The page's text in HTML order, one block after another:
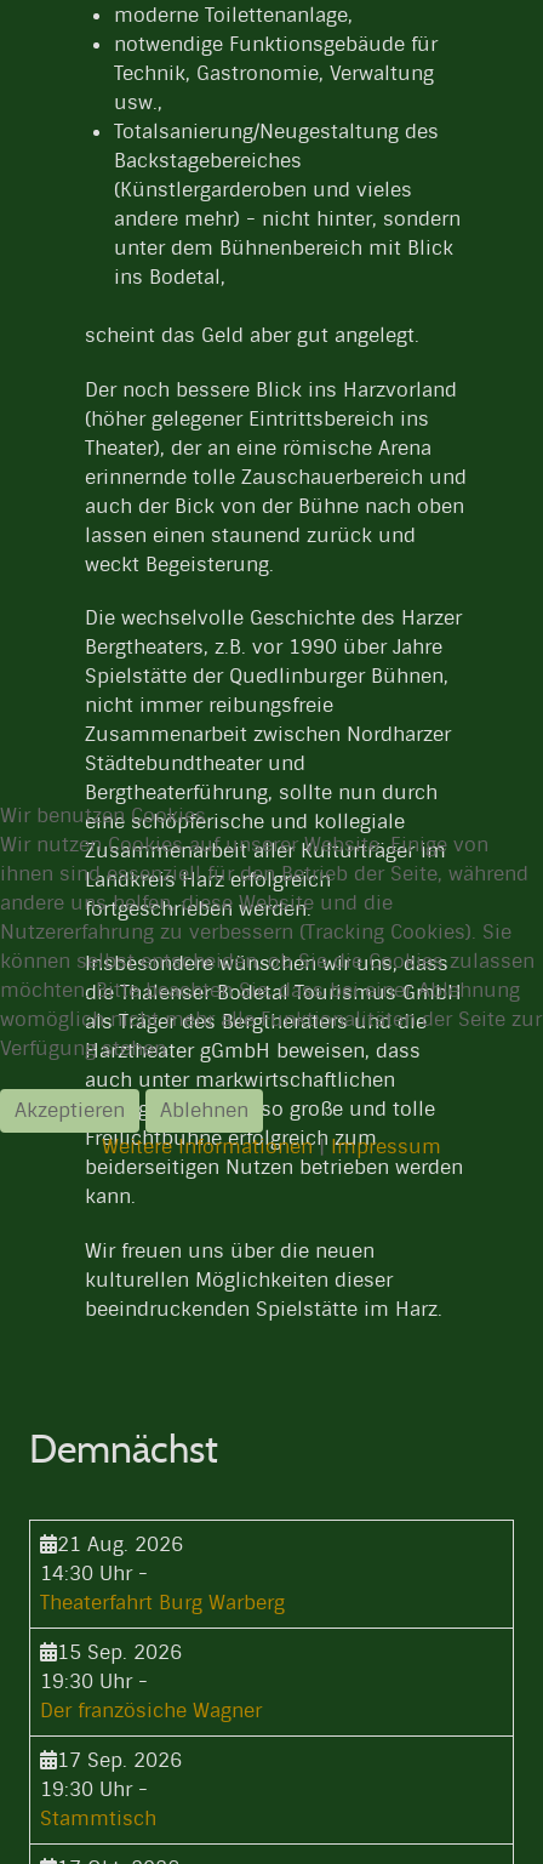
moderne Toilettenanlage,
notwendige Funktionsgebäude für
Technik, Gastronomie, Verwaltung
usw.,
Totalsanierung/Neugestaltung des
Backstagebereiches
(Künstlergarderoben und vieles
andere mehr) - nicht hinter, sondern
unter dem Bühnenbereich mit Blick
ins Bodetal,
scheint das Geld aber gut angelegt.
Der noch bessere Blick ins Harzvorland
(höher gelegener Eintrittsbereich ins
Theater), der an eine römische Arena
erinnernde tolle Zauschauerbereich und
auch der Bick von der Bühne nach oben
lassen einen staunend zurück und
weckt Begeisterung.
Die wechselvolle Geschichte des Harzer
Bergtheaters, z.B. vor 1990 über Jahre
Spielstätte der Quedlinburger Bühnen,
nicht immer reibungsfreie
Zusammenarbeit zwischen Nordharzer
Städtebundtheater und
Bergtheaterführung, sollte nun durch
eine schöpferische und kollegiale
Zusammenarbeit aller Kulturträger im
Landkreis Harz erfolgreich
fortgeschrieben werden.
Insbesondere wünschen wir uns, dass
die Thalenser Bodetal Tourismus GmbH
als Träger des Bergtheraters und die
Harztheater gGmbH beweisen, dass
auch unter markwirtschaftlichen
Bedingungen eine so große und tolle
Freilichtbühne erfolgreich zum
beiderseitigen Nutzen betrieben werden
kann.
Wir freuen uns über die neuen
kulturellen Möglichkeiten dieser
beeindruckenden Spielstätte im Harz.
Demnächst
21 Aug. 2026
14:30 Uhr-
Theaterfahrt Burg Warberg
15 Sep. 2026
19:30 Uhr-
Der französiche Wagner
17 Sep. 2026
19:30 Uhr-
Stammtisch
Wir benutzen Cookies
Wir nutzen Cookies auf unserer Website. Einige von
ihnen sind essenziell für den Betrieb der Seite, während
andere uns helfen, diese Website und die
Nutzererfahrung zu verbessern (Tracking Cookies). Sie
können selbst entscheiden, ob Sie die Cookies zulassen
möchten. Bitte beachten Sie, dass bei einer Ablehnung
womöglich nicht mehr alle Funktionalitäten der Seite zur
Verfügung stehen.
Akzeptieren
Ablehnen
Weitere Informationen|Impressum